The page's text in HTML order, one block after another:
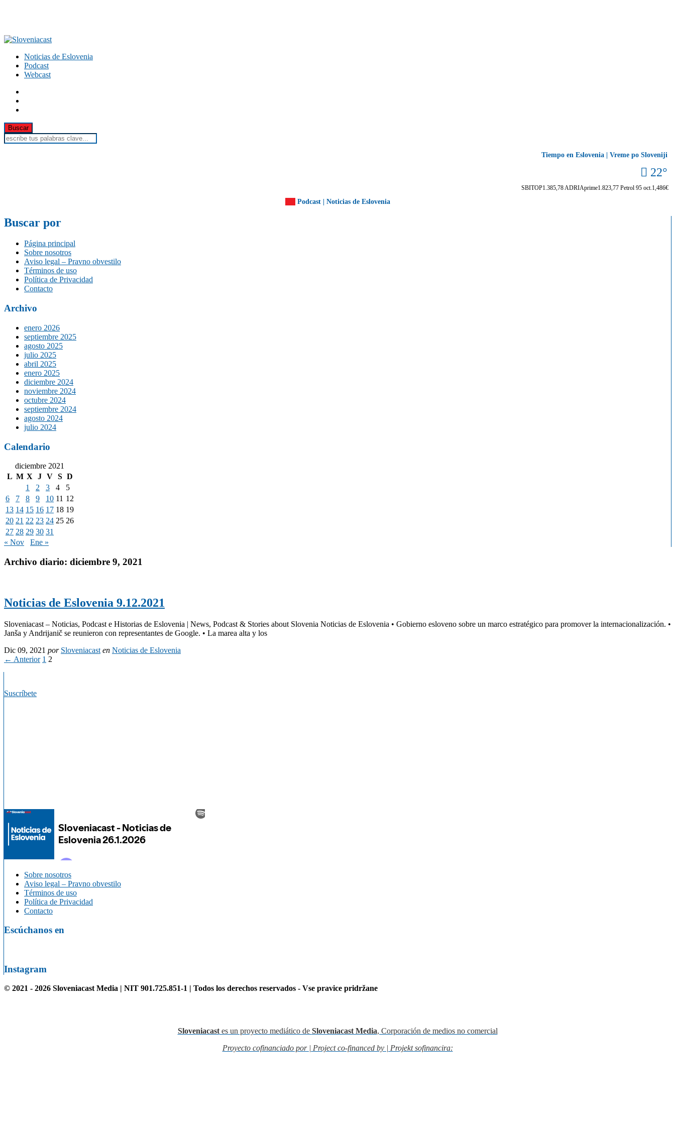
Noticias de Eslovenia
Podcast
Webcast
Tiempo en Eslovenia | Vreme po Sloveniji
22°
SBITOP1.385,78 ADRIAprime1.823,77 Petrol 95 oct. 1,486€
Podcast | Noticias de Eslovenia
Buscar por
Página principal
Sobre nosotros
Aviso legal – Pravno obvestilo
Términos de uso
Política de Privacidad
Contacto
Archivo
enero 2026
septiembre 2025
agosto 2025
julio 2025
abril 2025
enero 2025
diciembre 2024
noviembre 2024
octubre 2024
septiembre 2024
agosto 2024
julio 2024
Calendario
diciembre 2021
L M X J V S D
1
2 3 4
5
6
7 8 9 10 11 12
13 14 15 16 17 18 19
20 21 22 23 24 25 26
27 28 29 30 31
« Nov
Ene »
Archivo diario: diciembre 9, 2021
Noticias de Eslovenia 9.12.2021
Sloveniacast – Noticias, Podcast e Historias de Eslovenia | News, Podcast & Stories about Slovenia Noticias de Eslovenia • Gobierno esloveno sobre un marco estratégico para promover la internacionalización. •
Janša y Andrijanič se reunieron con representantes de Google. • La marea alta y los
Dic 09, 2021 por Sloveniacast en Noticias de Eslovenia
← Anterior 1 2
Suscríbete
Sobre nosotros
Aviso legal – Pravno obvestilo
Términos de uso
Política de Privacidad
Contacto
Escúchanos en
Instagram
© 2021 - 2026 Sloveniacast Media | NIT 901.725.851-1 | Todos los derechos reservados - Vse pravice pridržane
Sloveniacastes un proyecto mediático de Sloveniacast Media, Corporación de medios no comercial
Proyecto cofinanciado por | Project co-financed by | Projekt sofinancira: